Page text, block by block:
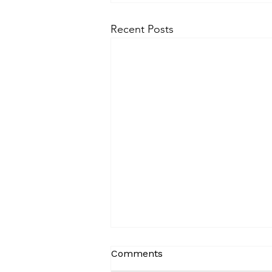
Recent Posts
Comments